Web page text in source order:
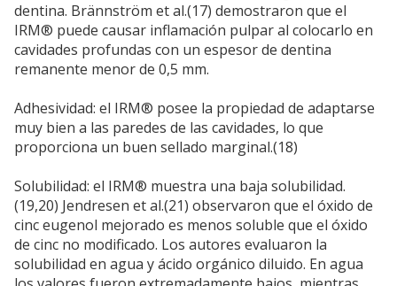
dentina. Brännström et al.(17) demostraron que el
IRM® puede causar inflamación pulpar al colocarlo en
cavidades profundas con un espesor de dentina
remanente menor de 0,5 mm.
Adhesividad: el IRM® posee la propiedad de adaptarse
muy bien a las paredes de las cavidades, lo que
proporciona un buen sellado marginal.(18)
Solubilidad: el IRM® muestra una baja solubilidad.
(19,20) Jendresen et al.(21) observaron que el óxido de
cinc eugenol mejorado es menos soluble que el óxido
de cinc no modificado. Los autores evaluaron la
solubilidad en agua y ácido orgánico diluido. En agua